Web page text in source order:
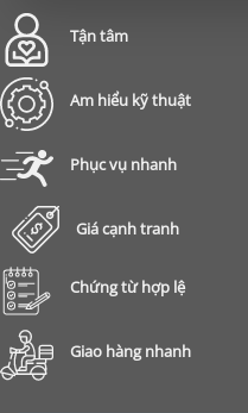
Tận tâm
Am hiểu kỹ thuật
Phục vụ nhanh
Giá cạnh tranh
Chứng từ hợp lệ
Giao hàng nhanh